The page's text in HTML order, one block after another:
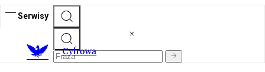
Serwisy
Cyfrowa